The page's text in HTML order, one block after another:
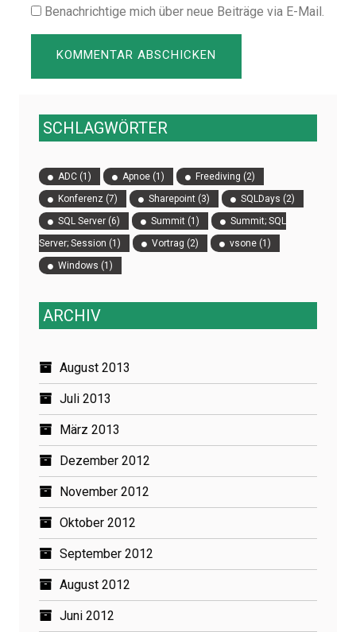
Benachrichtige mich über neue Beiträge via E-Mail.
SCHLAGWÖRTER
ADC (1) Apnoe (1) Freediving (2)
Konferenz (7) Sharepoint (3) SQLDays (2)
SQL Server (6) Summit (1)
Summit; SQL
Server; Session (1) Vortrag (2) vsone (1)
Windows (1)
ARCHIV
August 2013
Juli 2013
März 2013
Dezember 2012
November 2012
Oktober 2012
September 2012
August 2012
Juni 2012